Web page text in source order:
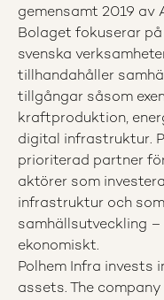
gemensamt 2019 av
Bolaget fokuserar
svenska
tillhandahåller
tillgångar såsom
kraftproduktion,
digital infrastruktur.
prioriterad partner
aktörer som
infrastruktur och
samhällsutveckling
ekonomiskt.
Polhem Infra invests
assets. The